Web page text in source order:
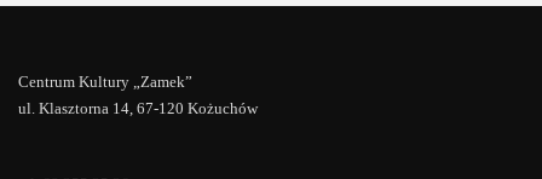
Centrum Kultury „Zamek”
ul. Klasztorna 14, 67-120 Kożuchów